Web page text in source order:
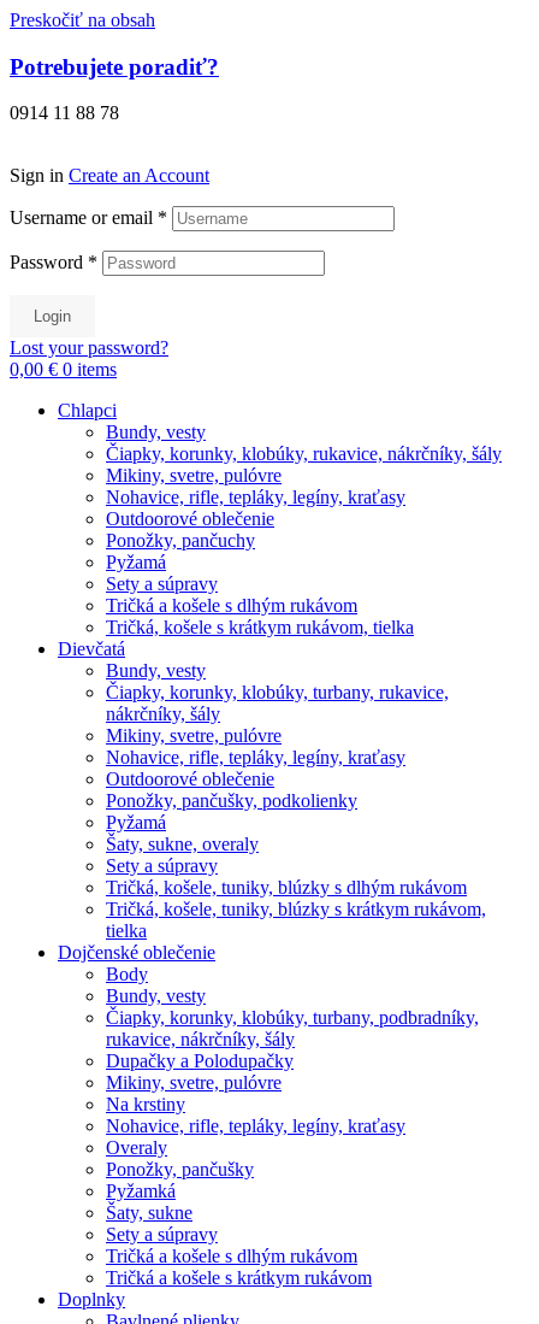
Preskočiť na obsah
Potrebujete poradiť?
0914 11 88 78
Sign in Create an Account
Username or email *
Password *
Login
Lost your password?
0,00 € 0 items
Chlapci
Bundy, vesty
Čiapky, korunky, klobúky, rukavice, nákrčníky, šály
Mikiny, svetre, pulóvre
Nohavice, rifle, tepláky, legíny, kraťasy
Outdoorové oblečenie
Ponožky, pančuchy
Pyžamá
Sety a súpravy
Tričká a košele s dlhým rukávom
Tričká, košele s krátkym rukávom, tielka
Dievčatá
Bundy, vesty
Čiapky, korunky, klobúky, turbany, rukavice,
nákrčníky, šály
Mikiny, svetre, pulóvre
Nohavice, rifle, tepláky, legíny, kraťasy
Outdoorové oblečenie
Ponožky, pančušky, podkolienky
Pyžamá
Šaty, sukne, overaly
Sety a súpravy
Tričká, košele, tuniky, blúzky s dlhým rukávom
Tričká, košele, tuniky, blúzky s krátkym rukávom,
tielka
Dojčenské oblečenie
Body
Bundy, vesty
Čiapky, korunky, klobúky, turbany, podbradníky,
rukavice, nákrčníky, šály
Dupačky a Polodupačky
Mikiny, svetre, pulóvre
Na krstiny
Nohavice, rifle, tepláky, legíny, kraťasy
Overaly
Ponožky, pančušky
Pyžamká
Šaty, sukne
Sety a súpravy
Tričká a košele s dlhým rukávom
Tričká a košele s krátkym rukávom
Doplnky